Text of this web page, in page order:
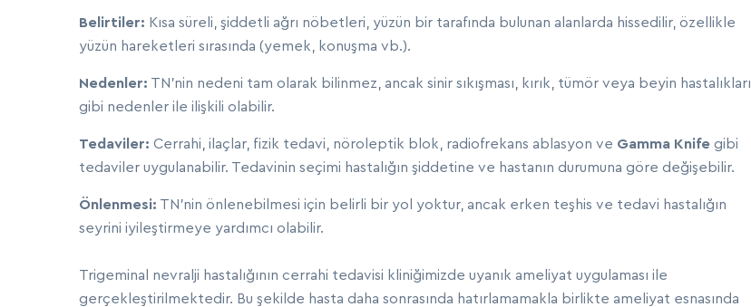
Belirtiler: Kısa süreli, şiddetli ağrı nöbetleri, yüzün bir tarafında bulunan alanlarda hissedilir, özellikle
yüzün hareketleri sırasında (yemek, konuşma vb.).
Nedenler: TN'nin nedeni tam olarak bilinmez, ancak sinir sıkışması, kırık, tümör veya beyin hastalıkları
gibi nedenler ile ilişkili olabilir.
Tedaviler: Cerrahi, ilaçlar, fizik tedavi, nöroleptik blok, radiofrekans ablasyon ve Gamma Knife gibi
tedaviler uygulanabilir. Tedavinin seçimi hastalığın şiddetine ve hastanın durumuna göre değişebilir.
Önlenmesi: TN'nin önlenebilmesi için belirli bir yol yoktur, ancak erken teşhis ve tedavi hastalığın
seyrini iyileştirmeye yardımcı olabilir.
Trigeminal nevralji hastalığının cerrahi tedavisi kliniğimizde uyanık ameliyat uygulaması ile
gerçekleştirilmektedir. Bu şekilde hasta daha sonrasında hatırlamamakla birlikte ameliyat esnasında